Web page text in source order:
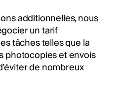
additionnelles, nous
un tarif
tâches telles que la
photocopies et envois
de nombreux